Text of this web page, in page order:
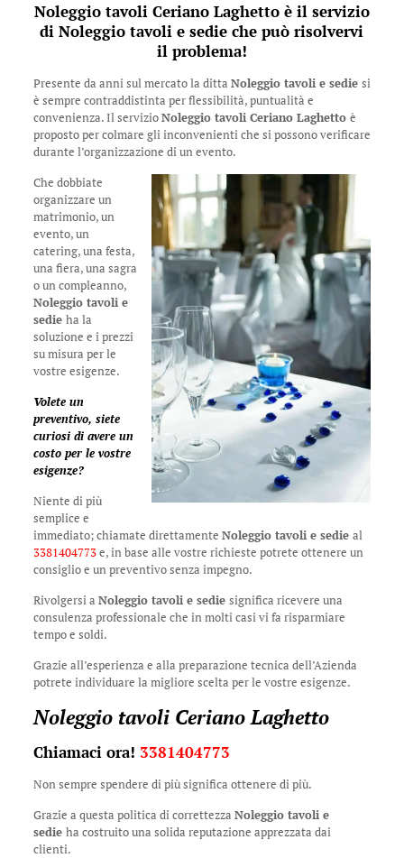
Noleggio tavoli Ceriano Laghetto è il servizio
diNoleggio tavoli e sedieche può risolvervi
il problema!
Presente da anni sul mercato la ditta Noleggio tavoli e sedie si
è sempre contraddistinta per flessibilità, puntualità e
convenienza. Il servizioNoleggio tavoli Ceriano Laghetto è
proposto per colmare gli inconvenienti che si possono verificare
durante l’organizzazione di un evento.
Che dobbiate
organizzare un
matrimonio, un
evento, un
catering, una festa,
una fiera, una sagra
o un compleanno,
Noleggio tavoli e
sedie ha la
soluzione e i prezzi
su misura per le
vostre esigenze.
Volete un
preventivo, siete
curiosi di avere un
costo per le vostre
esigenze?
Niente di più
semplice e
immediato; chiamate direttamente Noleggio tavoli e sedie al
3381404773e, in base alle vostre richieste potrete ottenere un
consiglio e un preventivo senza impegno.
Rivolgersi a Noleggio tavoli e sedie significa ricevere una
consulenza professionale che in molti casi vi fa risparmiare
tempo e soldi.
Grazie all’esperienza e alla preparazione tecnica dell’Azienda
potrete individuare la migliore scelta per le vostre esigenze.
Noleggio tavoli Ceriano Laghetto
Chiamaci ora! 3381404773
Non sempre spendere di più significa ottenere di più.
Grazie a questa politica di correttezza Noleggio tavoli e
sedie ha costruito una solida reputazione apprezzata dai
clienti.